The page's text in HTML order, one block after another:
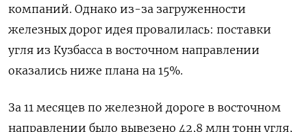
компаний. Однако из-за загруженности
железных дорог идея провалилась: поставки
угля из Кузбасса в восточном направлении
оказались ниже плана на 15%.
За 11 месяцев по железной дороге в восточном
направлении было вывезено 42,8 млн тонн угля,